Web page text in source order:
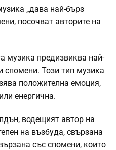
„дава най-бърз
посочват авторите на
музика предизвиква най-
спомени. Този тип музика
положителна емоция,
енергична.
водещият автор на
на възбуда, свързана
със спомени, които